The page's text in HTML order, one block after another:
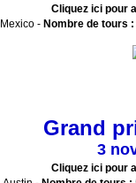
Cliquez ici pour
Mexico - Nombre de tours :
Grand
3
Cliquez ici pour